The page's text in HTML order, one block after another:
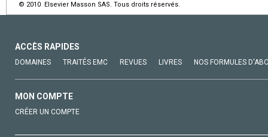
© 2010 Elsevier Masson SAS. Tous droits réservés.
ACCÈS RAPIDES
DOMAINES TRAITÉS EMC REVUES LIVRES NOS FORMULES
MON COMPTE
CRÉER UN COMPTE